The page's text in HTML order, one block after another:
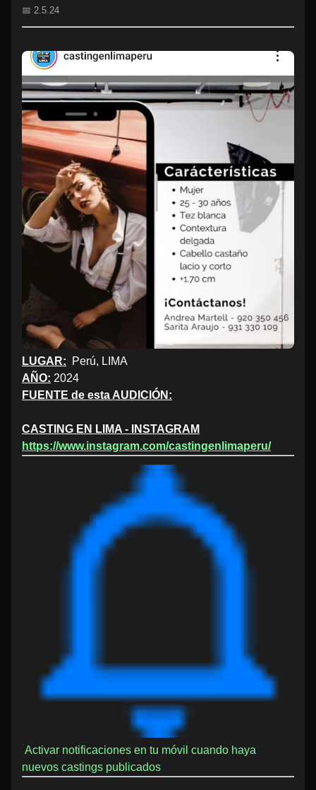
📅 2.5.24
LUGAR: Perú, LIMA
AÑO: 2024
FUENTE de esta AUDICIÓN:
CASTING EN LIMA - INSTAGRAM
https://www.instagram.com/castingenlimaperu/
Activar notificaciones en tu móvil cuando haya
nuevos castings publicados